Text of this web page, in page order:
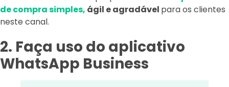
de compra simples, ágil e agradável para os clientes
neste canal.
2. Faça uso do aplicativo
WhatsApp Business